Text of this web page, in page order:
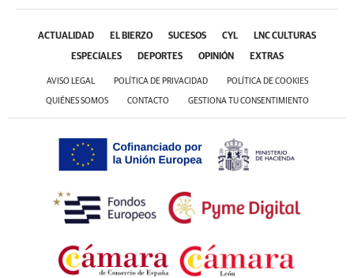
ACTUALIDAD EL BIERZO SUCESOS CYL LNC CULTURAS
ESPECIALES DEPORTES OPINIÓN EXTRAS
AVISO LEGAL POLÍTICA DE PRIVACIDAD POLÍTICA DE COOKIES
QUIÉNES SOMOS CONTACTO GESTIONA TU CONSENTIMIENTO